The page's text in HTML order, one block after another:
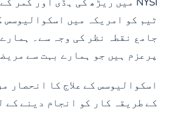
ٹیم کو امریکہ میں اسکوالیوسس
جامع نقطہ نظر کی وجہ سے۔
پرعزم ہیں جو ہمارے بہت سے
اسکوالیوسس کے علاج کا